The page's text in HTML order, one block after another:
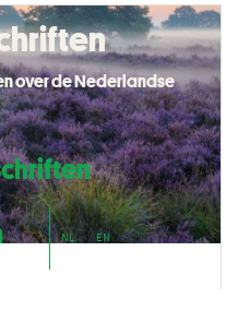
NL EN
over de Nederlandse